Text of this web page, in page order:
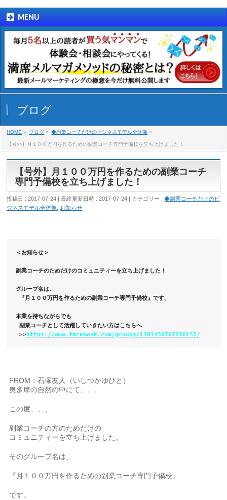
MENU
ブログ
HOME » ブログ » ◆副業コーチだけのビジネスモデル全体像 »
【号外】月１００万円を作るための副業コーチ専門予備校を立ち上げました！
【号外】月１００万円を作るための副業コーチ
専門予備校を立ち上げました！
投稿日 : 2017-07-24 最終更新日時 : 2017-07-24 カテゴリー :◆副業コーチだけのビ
ジネスモデル全体像
お知らせ
＜お知らせ＞
副業コーチのためだけのコミュニティーを立ち上げました！
グループ名は、
『月１００万円を作るための副業コーチ専門予備校』です。
本業を持ちながらでも
副業コーチとして活躍していきたい方はこちらへ
>>https://www.facebook.com/groups/1361436767276157/
FROM：石塚友人（いしつかゆひと）
奥多摩の自然の中にて、、、
この度、、、
副業コーチの方のためだけの
コミュニティーを立ち上げました。
そのグループ名は、
『月１００万円を作るための副業コーチ専門予備校』
です。